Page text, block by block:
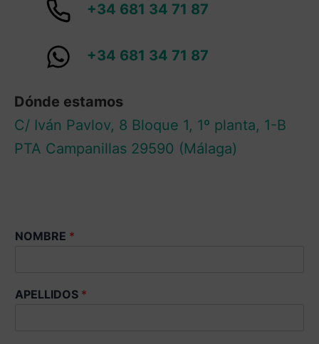
+34 681 34 71 87
+34 681 34 71 87
Dónde estamos
C/ Iván Pavlov, 8 Bloque 1, 1º planta, 1-B
PTA Campanillas 29590 (Málaga)
A
P
I
NOMBRE *
APELLIDOS *